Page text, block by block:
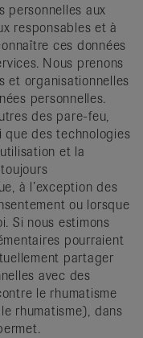
personnelles aux
responsables et à
ces données
Nous prenons
et organisationnelles
personnelles.
des pare-feu,
que des technologies
et la
à l’exception des
ou lorsque
Si nous estimons
pourraient
partager
avec des
le rhumatisme
rhumatisme), dans